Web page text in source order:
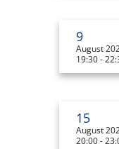
9
August
19:30 -
15
August
20:00 -